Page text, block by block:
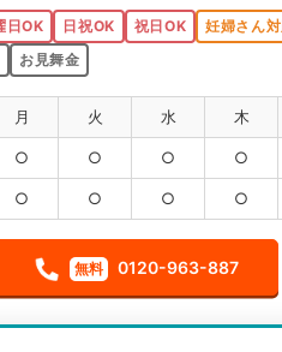
日OK 日祝OK 祝日OK 妊婦さん
お見舞金
月 火 水 木
○ ○ ○ ○
○ ○ ○ ○
無料 0120-963-887